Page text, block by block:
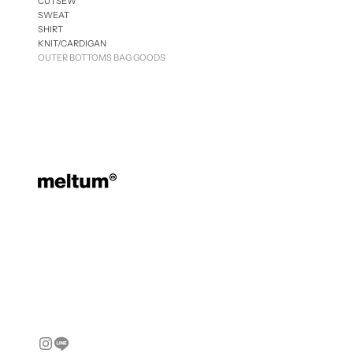
SWEAT
SHIRT
KNIT/CARDIGAN
OUTER BOTTOMS BAGGOODS